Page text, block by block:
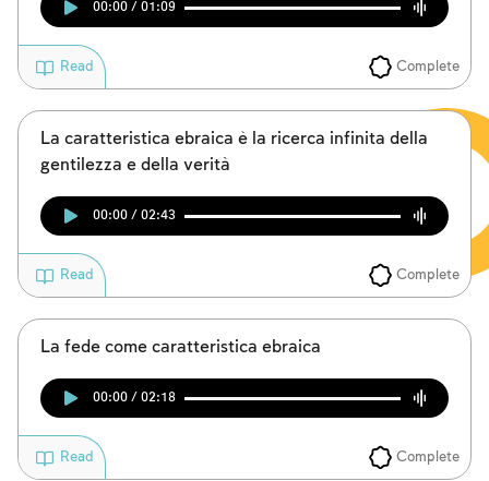
I digiuni commemorativi della distruzione del Tempio
Hanukkah
Purìm
00:00 / 01:09
Complete
Read
La caratteristica ebraica è la ricerca infinita della
gentilezza e della verità
00:00 / 02:43
Complete
Read
La fede come caratteristica ebraica
00:00 / 02:18
Complete
Read